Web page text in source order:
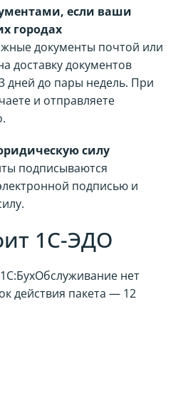
если ваши
городах
документы почтой или
доставку документов
дней до пары недель. При
и отправляете
силу
подписываются
подписью и
1С-ЭДО
нет
действия пакета — 12